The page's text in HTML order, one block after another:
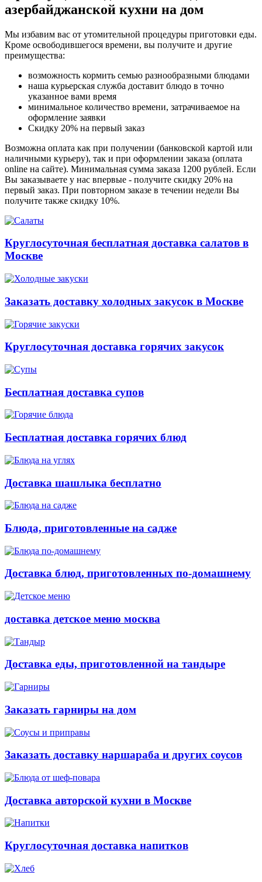
азербайджанской кухни на дом
Мы избавим вас от утомительной процедуры приготовки еды.
Кроме освободившегося времени, вы получите и другие
преимущества:
возможность кормить семью разнообразными блюдами
наша курьерская служба доставит блюдо в точно
указанное вами время
минимальное количество времени, затрачиваемое на
оформление заявки
Скидку 20% на первый заказ
Возможна оплата как при получении (банковской картой или
наличными курьеру), так и при оформлении заказа (оплата
online на сайте). Минимальная сумма заказа 1200 рублей. Если
Вы заказываете у нас впервые - получите скидку 20% на
первый заказ. При повторном заказе в течении недели Вы
получите также скидку 10%.
Круглосуточная бесплатная доставка салатов в
Москве
Заказать доставку холодных закусок в Москве
Круглосуточная доставка горячих закусок
Бесплатная доставка супов
Бесплатная доставка горячих блюд
Доставка шашлыка бесплатно
Блюда, приготовленные на садже
Доставка блюд, приготовленных по-домашнему
доставка детское меню москва
Доставка еды, приготовленной на тандыре
Заказать гарниры на дом
Заказать доставку наршараба и других соусов
Доставка авторской кухни в Москве
Круглосуточная доставка напитков